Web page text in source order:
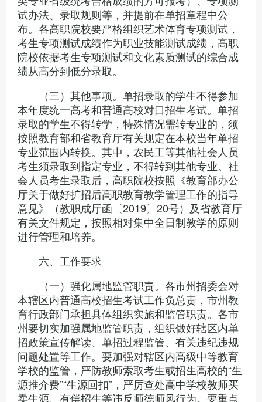
试办法、录取规则等，并提前在单招章程中公
布。各高职院校要严格组织艺术体育专项测试，
考生专项测试成绩作为职业技能测试成绩，高职
院校依据考生专项测试和文化素质测试的综合成
绩从高分到低分录取。
（三）其他事项。单招录取的学生不得参加
本年度统一高考和普通高校对口招生考试。单招
录取的学生不得转学，特殊情况需转专业的，须
按照教育部和省教育厅有关规定在本校当年单招
专业范围内转换。其中，农民工等其他社会人员
考生须录取到指定专业，不得转到其他专业。社
会人员考生录取后，高职院校按照《教育部办公
厅关于做好扩招后高职教育教学管理工作的指导
意见》（教职成厅函〔2019〕20号）及省教育厅
有关文件规定，按照相对集中全日制教学的原则
进行管理和培养。
六、工作要求
（一）强化属地监管职责。各市州招委会对
本辖区内普通高校招生考试工作负总责，市州教
育行政部门承担具体组织实施和监管职责。各市
州要切实加强属地监管职责，组织做好辖区内单
招政策宣传解读、单招过程监管、有关违纪违规
问题处置等工作。要加强对辖区内高级中等教育
学校的监管，严防教师索取考生或招生高校的“生
源推介费”“生源回扣”，严厉查处高中学校教师买
卖生源、有偿招生等违反师德师风行为。要重点